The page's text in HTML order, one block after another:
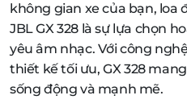
không gian xe của bạn, loa
JBL GX 328 là sự lựa chọn
yêu âm nhạc. Với công
thiết kế tối ưu, GX 328
sống động và mạnh mẽ.